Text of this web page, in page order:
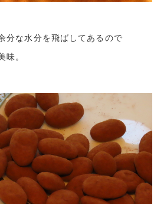
分な水分を飛ばしてあるので
味。